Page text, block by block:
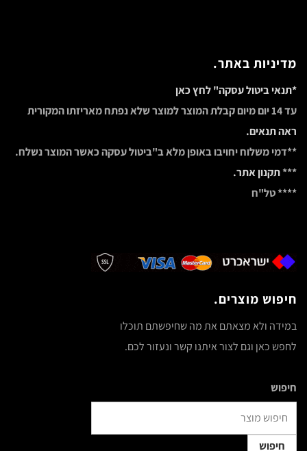
מדיניות באתר.
*תנאי ביטול עסקה" לחץ כאן
עד 14 יום מיום קבלת המוצר למוצר שלא נפתח מאריזתו המקורית
ראה תנאים.
**דמי משלוח יחויבו באופן מלא ב"ביטול עסקה כאשר המוצר נשלח.
***תקנון אתר.
**** טל"ח
חיפוש מוצרים.
במידה ולא מצאתם את מה שחיפשתם תוכלו
לחפש כאן וגם לצור איתנו קשר ונעזור לכם.
חיפוש
חיפוש